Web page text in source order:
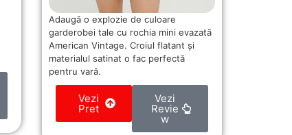
Adaugă o explozie de culoare
garderobei tale cu rochia mini evazată
American Vintage. Croiul flatant și
materialul satinat o fac perfectă
pentru vară.
Vezi
Pret
Vezi
Revie
w